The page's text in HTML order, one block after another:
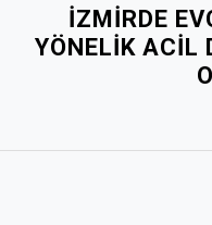
İZMIRDE
YÖNELIK ACIL